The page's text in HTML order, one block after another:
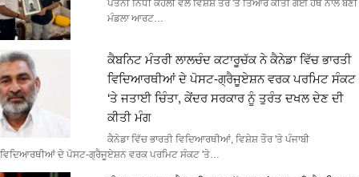
ਪਤਨੀ ਨਿਧੀ ਕੋਹਲੀ ਵੱਲੋਂ ਵਿਸ਼ੇਸ਼ ਤੌਰ 'ਤੇ ਤਿਆਰ ਕੀਤੀ ਗਈ ਹੱਥ ਨਾਲ ਬਣੀ
ਮੰਡਲਾ ਆਰਟ…
ਕੈਬਨਿਟ ਮੰਤਰੀ ਲਾਲਚੰਦ ਕਟਾਰੂਚੱਕ ਨੇ ਕੈਨੇਡਾ ਵਿੱਚ ਭਾਰਤੀ
ਵਿਦਿਆਰਥੀਆਂ ਦੇ ਪੋਸਟ-ਗ੍ਰੈਜੂਏਸ਼ਨ ਵਰਕ ਪਰਮਿਟ ਸੰਕਟ
‘ਤੇ ਜਤਾਈ ਚਿੰਤਾ, ਕੇਂਦਰ ਸਰਕਾਰ ਨੂੰ ਤੁਰੰਤ ਦਖਲ ਦੇਣ ਦੀ
ਕੀਤੀ ਮੰਗ
ਕੈਨੇਡਾ ਵਿੱਚ ਭਾਰਤੀ ਵਿਦਿਆਰਥੀਆਂ, ਵਿਸ਼ੇਸ਼ ਤੌਰ 'ਤੇ ਪੰਜਾਬੀ
ਵਿਦਿਆਰਥੀਆਂ ਦੇ ਪੋਸਟ-ਗ੍ਰੈਜੂਏਸ਼ਨ ਵਰਕ ਪਰਮਿਟ ਸੰਕਟ 'ਤੇ…